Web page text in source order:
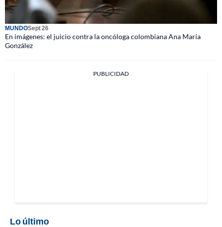
MUNDOSept 26
En imágenes: el juicio contra la oncóloga colombiana Ana María
González
PUBLICIDAD
Lo último